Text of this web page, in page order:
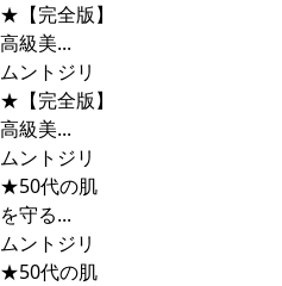
★【完全版】
高級美...
ムントジリ
★【完全版】
高級美...
ムントジリ
★50代の肌
を守る...
ムントジリ
★50代の肌